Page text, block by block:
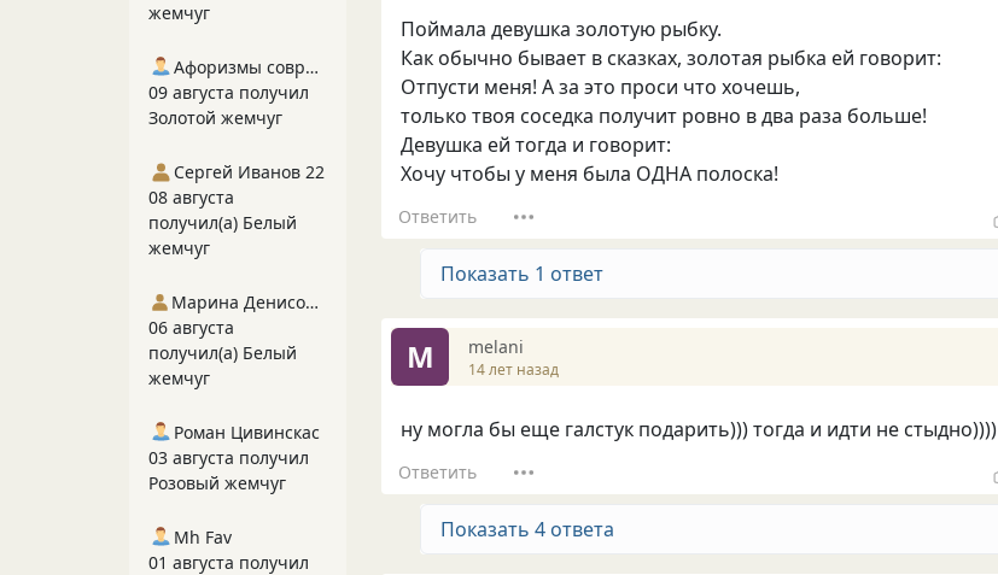
Поймала девушка золотую рыбку.
Как обычно бывает в сказках, золотая рыбка ей говорит:
Отпусти меня! А за это проси что хочешь,
только твоя соседка получит ровно в два раза больше!
Девушка ей тогда и говорит:
Хочу чтобы у меня была ОДНА полоска!
Ответить
Показать 1 ответ
M melani
14 лет назад
ну могла бы еще галстук подарить))) тогда и идти не стыдно))))
Ответить
Показать 4 ответа
жемчуг
Афоризмы современников
09 августа получил
Золотой жемчуг
Сергей Иванов 22
08 августа
получил(а) Белый
жемчуг
Марина Денисова 5
06 августа
получил(а) Белый
жемчуг
Роман Цивинскас
03 августа получил
Розовый жемчуг
Mh Fav
01 августа получил